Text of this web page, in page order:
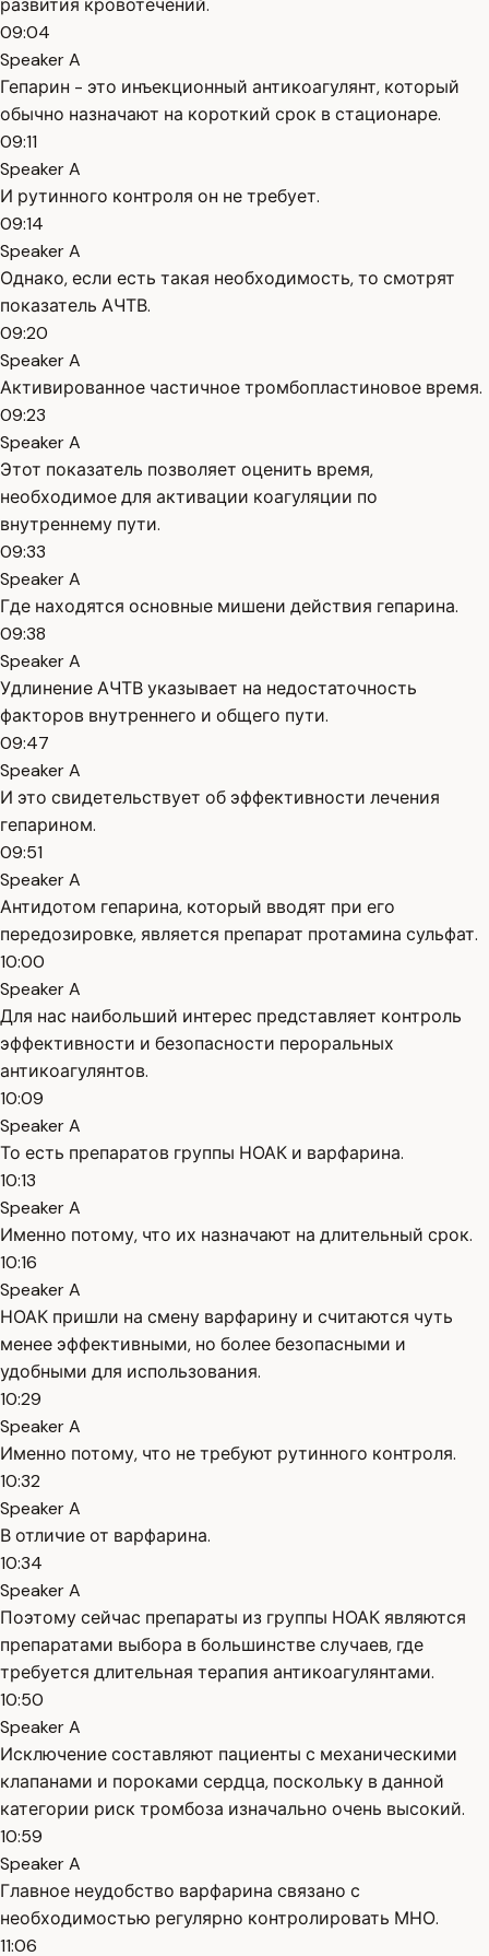
развития кровотечений.
09:04
Speaker A
Гепарин - это инъекционный антикоагулянт, который
обычно назначают на короткий срок в стационаре.
09:11
Speaker A
И рутинного контроля он не требует.
09:14
Speaker A
Однако, если есть такая необходимость, то смотрят
показатель АЧТВ.
09:20
Speaker A
Активированное частичное тромбопластиновое время.
09:23
Speaker A
Этот показатель позволяет оценить время,
необходимое для активации коагуляции по
внутреннему пути.
09:33
Speaker A
Где находятся основные мишени действия гепарина.
09:38
Speaker A
Удлинение АЧТВ указывает на недостаточность
факторов внутреннего и общего пути.
09:47
Speaker A
И это свидетельствует об эффективности лечения
гепарином.
09:51
Speaker A
Антидотом гепарина, который вводят при его
передозировке, является препарат протамина сульфат.
10:00
Speaker A
Для нас наибольший интерес представляет контроль
эффективности и безопасности пероральных
антикоагулянтов.
10:09
Speaker A
То есть препаратов группы НОАК и варфарина.
10:13
Speaker A
Именно потому, что их назначают на длительный срок.
10:16
Speaker A
НОАК пришли на смену варфарину и считаются чуть
менее эффективными, но более безопасными и
удобными для использования.
10:29
Speaker A
Именно потому, что не требуют рутинного контроля.
10:32
Speaker A
В отличие от варфарина.
10:34
Speaker A
Поэтому сейчас препараты из группы НОАК являются
препаратами выбора в большинстве случаев, где
требуется длительная терапия антикоагулянтами.
10:50
Speaker A
Исключение составляют пациенты с механическими
клапанами и пороками сердца, поскольку в данной
категории риск тромбоза изначально очень высокий.
10:59
Speaker A
Главное неудобство варфарина связано с
необходимостью регулярно контролировать МНО.
11:06